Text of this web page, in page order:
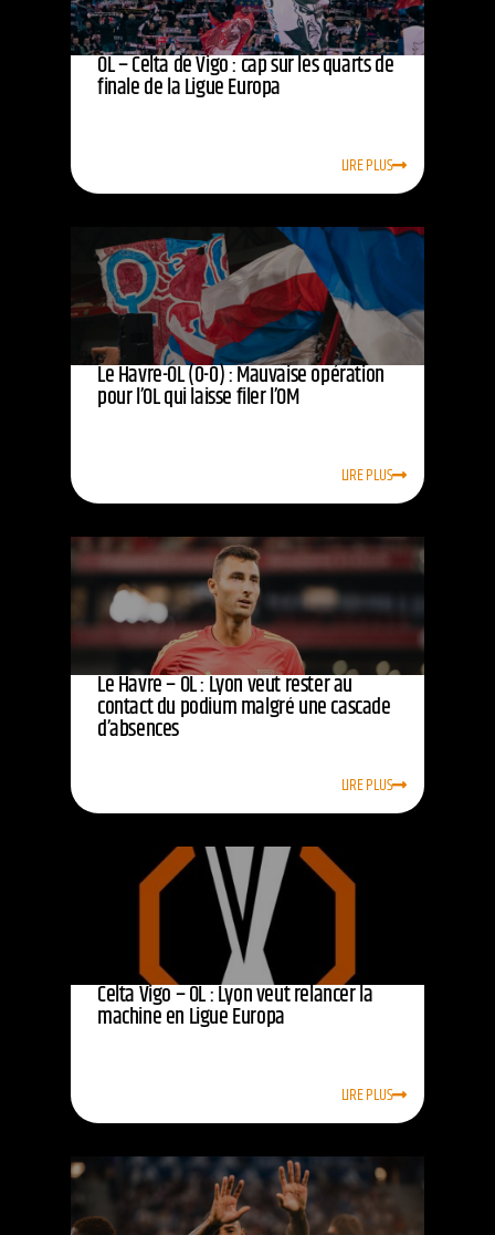
OL – Celta de Vigo : cap sur les quarts de
finale de la Ligue Europa
LIRE PLUS
Le Havre-OL (0-0) : Mauvaise opération
pour l’OL qui laisse filer l’OM
LIRE PLUS
Le Havre – OL : Lyon veut rester au
contact du podium malgré une cascade
d’absences
LIRE PLUS
Celta Vigo – OL : Lyon veut relancer la
machine en Ligue Europa
LIRE PLUS